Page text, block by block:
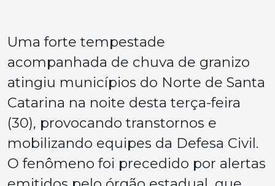
Uma forte tempestade
acompanhada de chuva de granizo
atingiu municípios do Norte de Santa
Catarina na noite desta terça-feira
(30), provocando transtornos e
mobilizando equipes da Defesa Civil.
O fenômeno foi precedido por alertas